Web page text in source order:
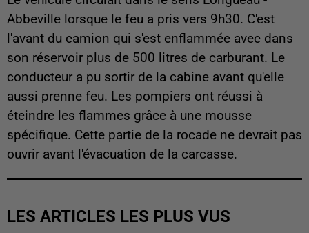
Abbeville lorsque le feu a pris vers 9h30. C'est
l'avant du camion qui s'est enflammée avec dans
son réservoir plus de 500 litres de carburant. Le
conducteur a pu sortir de la cabine avant qu'elle
aussi prenne feu. Les pompiers ont réussi à
éteindre les flammes grâce à une mousse
spécifique. Cette partie de la rocade ne devrait pas
ouvrir avant l'évacuation de la carcasse.
LES ARTICLES LES PLUS VUS